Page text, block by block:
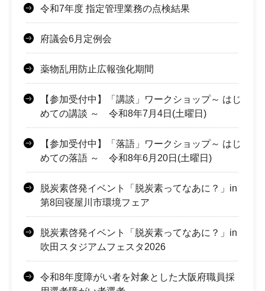
令和7年度 指定管理業務の点検結果
府議会6月定例会
薬物乱用防止広報強化期間
【参加受付中】「講談」ワークショップ～ はじ
めての講談 ～ 令和8年7月4日(土曜日)
【参加受付中】「落語」ワークショップ～ はじ
めての落語 ～ 令和8年6月20日(土曜日)
脱炭素啓発イベント「脱炭素ってなあに？」in
第8回寝屋川市環境フェア
脱炭素啓発イベント「脱炭素ってなあに？」in
吹田スタジアムフェスタ2026
令和8年度障がい者を対象とした大阪府職員採